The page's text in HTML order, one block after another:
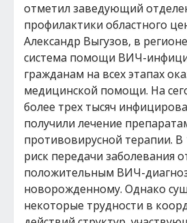
отметил заведующий
профилактики областного
Александр Выгузов, в
система помощи ВИЧ-
гражданам на всех этапах
медицинской помощи. На
более трех тысяч
получили лечение
противовирусной терапии. В
риск передачи заболевания
положительным ВИЧ-
новорожденному. Однако
некоторые трудности в